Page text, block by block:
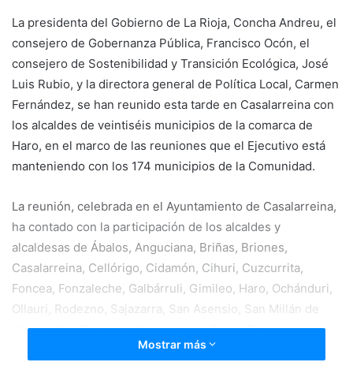
La presidenta del Gobierno de La Rioja, Concha Andreu, el
consejero de Gobernanza Pública, Francisco Ocón, el
consejero de Sostenibilidad y Transición Ecológica, José
Luis Rubio, y la directora general de Política Local, Carmen
Fernández, se han reunido esta tarde en Casalarreina con
los alcaldes de veintiséis municipios de la comarca de
Haro, en el marco de las reuniones que el Ejecutivo está
manteniendo con los 174 municipios de la Comunidad.
La reunión, celebrada en el Ayuntamiento de Casalarreina,
ha contado con la participación de los alcaldes y
alcaldesas de Ábalos, Anguciana, Briñas, Briones,
Casalarreina, Cellórigo, Cidamón, Cihuri, Cuzcurrita,
Foncea, Fonzaleche, Galbárruli, Gimileo, Haro, Ochánduri,
Ollauri, Rodezno, Sajazarra, San Asensio, San Millán de
Yécora, San Torcuato, San Vicente, Tirgo, Treviana, Villalba
Mostrar más